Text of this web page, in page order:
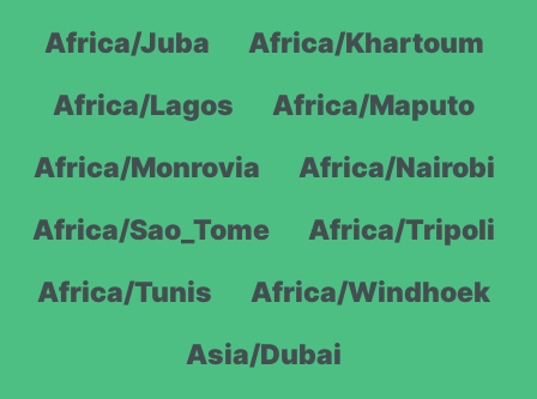
Africa/Juba
Africa/Khartoum
Africa/Lagos
Africa/Maputo
Africa/Monrovia
Africa/Nairobi
Africa/Sao_Tome
Africa/Tripoli
Africa/Tunis
Africa/Windhoek
Asia/Dubai